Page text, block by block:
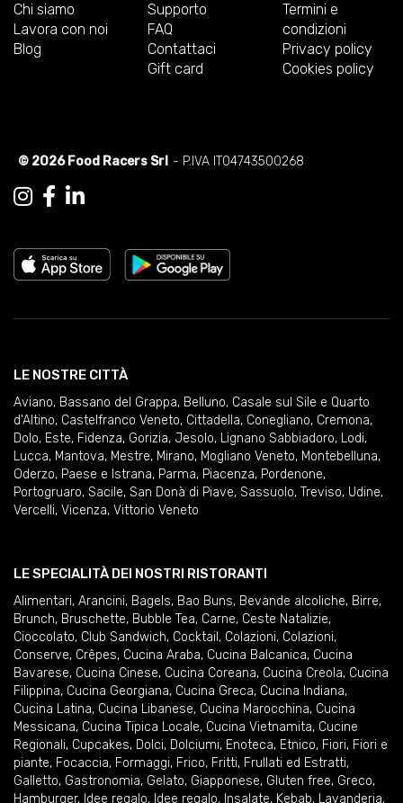
Chi siamo
Lavora con noi
Blog
Supporto
FAQ
Contattaci
Gift card
Termini e
condizioni
Privacy policy
Cookies policy
© 2026 Food Racers Srl - P.IVA IT04743500268
LE NOSTRE CITTÀ
Aviano, Bassano del Grappa, Belluno, Casale sul Sile e Quarto
d'Altino, Castelfranco Veneto, Cittadella, Conegliano, Cremona,
Dolo, Este, Fidenza, Gorizia, Jesolo, Lignano Sabbiadoro, Lodi,
Lucca, Mantova, Mestre, Mirano, Mogliano Veneto, Montebelluna,
Oderzo, Paese e Istrana, Parma, Piacenza, Pordenone,
Portogruaro, Sacile, San Donà di Piave, Sassuolo, Treviso, Udine,
Vercelli, Vicenza, Vittorio Veneto
LE SPECIALITÀ DEI NOSTRI RISTORANTI
Alimentari, Arancini, Bagels, Bao Buns, Bevande alcoliche, Birre,
Brunch, Bruschette, Bubble Tea, Carne, Ceste Natalizie,
Cioccolato, Club Sandwich, Cocktail , Colazioni, Colazioni,
Conserve, Crêpes, Cucina Araba, Cucina Balcanica, Cucina
Bavarese, Cucina Cinese, Cucina Coreana, Cucina Creola, Cucina
Filippina, Cucina Georgiana, Cucina Greca, Cucina Indiana,
Cucina Latina, Cucina Libanese, Cucina Marocchina, Cucina
Messicana, Cucina Tipica Locale, Cucina Vietnamita, Cucine
Regionali, Cupcakes, Dolci, Dolciumi, Enoteca, Etnico, Fiori, Fiori e
piante, Focaccia, Formaggi, Frico, Fritti, Frullati ed Estratti,
Galletto, Gastronomia, Gelato, Giapponese, Gluten free, Greco,
Hamburger, Idee regalo, Idee regalo, Insalate, Kebab, Lavanderia,